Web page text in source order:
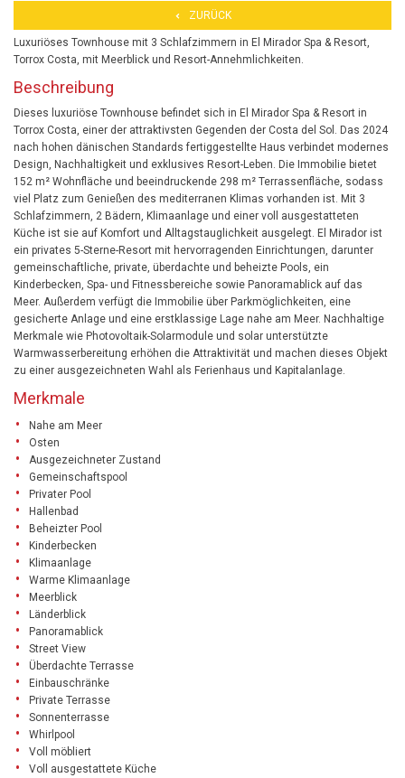
ZURÜCK
Luxuriöses Townhouse mit 3 Schlafzimmern in El Mirador Spa & Resort,
Torrox Costa, mit Meerblick und Resort-Annehmlichkeiten.
Beschreibung
Dieses luxuriöse Townhouse befindet sich in El Mirador Spa & Resort in
Torrox Costa, einer der attraktivsten Gegenden der Costa del Sol. Das 2024
nach hohen dänischen Standards fertiggestellte Haus verbindet modernes
Design, Nachhaltigkeit und exklusives Resort-Leben. Die Immobilie bietet
152 m² Wohnfläche und beeindruckende 298 m² Terrassenfläche, sodass
viel Platz zum Genießen des mediterranen Klimas vorhanden ist. Mit 3
Schlafzimmern, 2 Bädern, Klimaanlage und einer voll ausgestatteten
Küche ist sie auf Komfort und Alltagstauglichkeit ausgelegt. El Mirador ist
ein privates 5-Sterne-Resort mit hervorragenden Einrichtungen, darunter
gemeinschaftliche, private, überdachte und beheizte Pools, ein
Kinderbecken, Spa- und Fitnessbereiche sowie Panoramablick auf das
Meer. Außerdem verfügt die Immobilie über Parkmöglichkeiten, eine
gesicherte Anlage und eine erstklassige Lage nahe am Meer. Nachhaltige
Merkmale wie Photovoltaik-Solarmodule und solar unterstützte
Warmwasserbereitung erhöhen die Attraktivität und machen dieses Objekt
zu einer ausgezeichneten Wahl als Ferienhaus und Kapitalanlage.
Merkmale
Nahe am Meer
Osten
Ausgezeichneter Zustand
Gemeinschaftspool
Privater Pool
Hallenbad
Beheizter Pool
Kinderbecken
Klimaanlage
Warme Klimaanlage
Meerblick
Länderblick
Panoramablick
Street View
Überdachte Terrasse
Einbauschränke
Private Terrasse
Sonnenterrasse
Whirlpool
Voll möbliert
Voll ausgestattete Küche